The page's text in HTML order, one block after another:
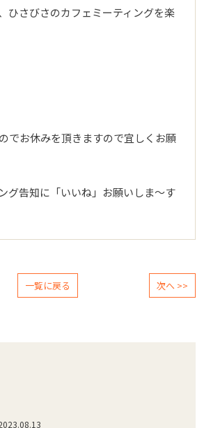
ひさびさのカフェミーティングを楽
でお休みを頂きますので宜しくお願
グ告知に「いいね」お願いしま～す
一覧に戻る 次へ >>